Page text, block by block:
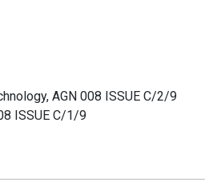
AGN 008 ISSUE C/2/9
ISSUE C/1/9